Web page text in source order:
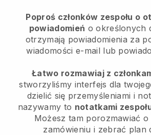
Poproś członków zespołu o
powiadomień o określonych
otrzymają powiadomienia za
wiadomości e-mail lub
Łatwo rozmawiaj z
stworzyliśmy interfejs dla
dzielić się przemyśleniami i
nazywamy to notatkami
Możesz tam porozmawiać o
zamówieniu i zebrać plan